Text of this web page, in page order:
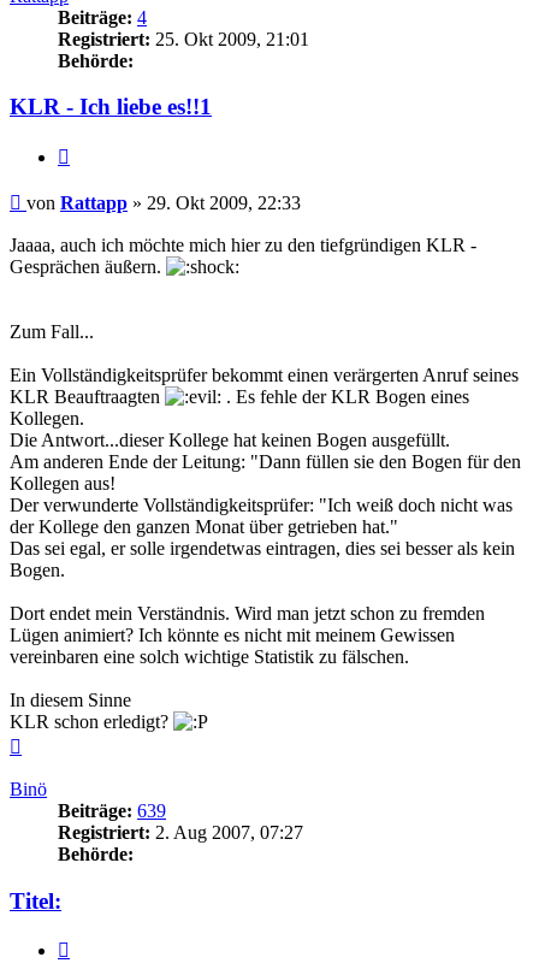
Beiträge: 4
Registriert: 25. Okt 2009, 21:01
Behörde:
KLR - Ich liebe es!!1
Beitrag
von Rattapp » 29. Okt 2009, 22:33
Jaaaa, auch ich möchte mich hier zu den tiefgründigen KLR -
Gesprächen äußern.
Zum Fall...
Ein Vollständigkeitsprüfer bekommt einen verärgerten Anruf seines
KLR Beauftraagten
. Es fehle der KLR Bogen eines
Kollegen.
Die Antwort...dieser Kollege hat keinen Bogen ausgefüllt.
Am anderen Ende der Leitung: "Dann füllen sie den Bogen für den
Kollegen aus!
Der verwunderte Vollständigkeitsprüfer: "Ich weiß doch nicht was
der Kollege den ganzen Monat über getrieben hat."
Das sei egal, er solle irgendetwas eintragen, dies sei besser als kein
Bogen.
Dort endet mein Verständnis. Wird man jetzt schon zu fremden
Lügen animiert? Ich könnte es nicht mit meinem Gewissen
vereinbaren eine solch wichtige Statistik zu fälschen.
In diesem Sinne
KLR schon erledigt?
Binö
Beiträge: 639
Registriert: 2. Aug 2007, 07:27
Behörde:
Titel: